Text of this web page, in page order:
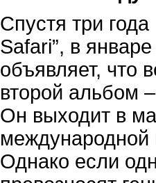
Спустя три
Safari”, в
объявляет, что
второй альбом
Он выходит в
международной
Однако если